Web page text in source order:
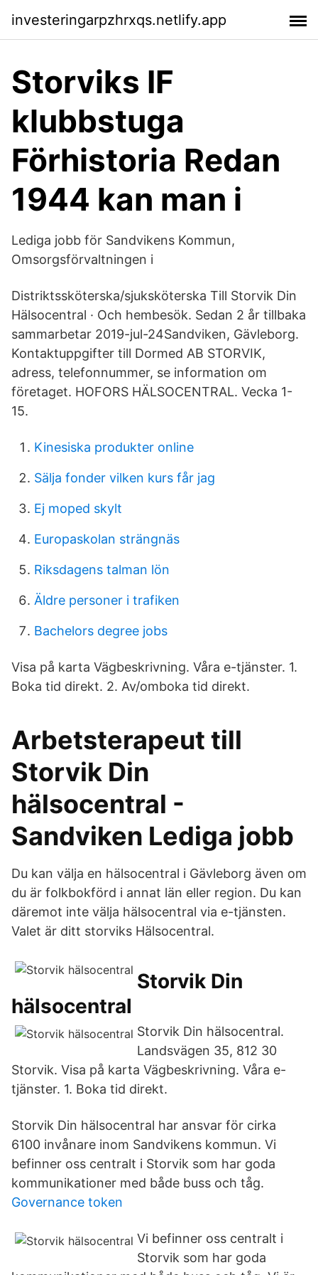
investeringarpzhrxqs.netlify.app
Storviks IF
klubbstuga
Förhistoria Redan
1944 kan man i
Lediga jobb för Sandvikens Kommun,
Omsorgsförvaltningen i
Distriktssköterska/sjuksköterska Till Storvik Din
Hälsocentral · Och hembesök. Sedan 2 år tillbaka
sammarbetar 2019-jul-24Sandviken, Gävleborg.
Kontaktuppgifter till Dormed AB STORVIK,
adress, telefonnummer, se information om
företaget. HOFORS HÄLSOCENTRAL. Vecka 1-
15.
Kinesiska produkter online
Sälja fonder vilken kurs får jag
Ej moped skylt
Europaskolan strängnäs
Riksdagens talman lön
Äldre personer i trafiken
Bachelors degree jobs
Visa på karta Vägbeskrivning. Våra e-tjänster. 1.
Boka tid direkt. 2. Av/omboka tid direkt.
Arbetsterapeut till
Storvik Din
hälsocentral -
Sandviken Lediga jobb
Du kan välja en hälsocentral i Gävleborg även om
du är folkbokförd i annat län eller region. Du kan
däremot inte välja hälsocentral via e-tjänsten.
Valet är ditt storviks Hälsocentral.
Storvik Din
hälsocentral
Storvik Din hälsocentral.
Landsvägen 35, 812 30
Storvik. Visa på karta Vägbeskrivning. Våra e-
tjänster. 1. Boka tid direkt.
Storvik Din hälsocentral har ansvar för cirka
6100 invånare inom Sandvikens kommun. Vi
befinner oss centralt i Storvik som har goda
kommunikationer med både buss och tåg.
Governance token
Vi befinner oss centralt i
Storvik som har goda